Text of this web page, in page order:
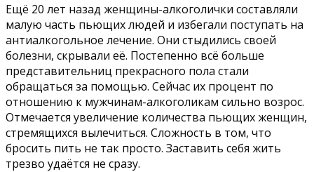
Ещё 20 лет назад женщины-алкоголички составляли
малую часть пьющих людей и избегали поступать на
антиалкогольное лечение. Они стыдились своей
болезни, скрывали её. Постепенно всё больше
представительниц прекрасного пола стали
обращаться за помощью. Сейчас их процент по
отношению к мужчинам-алкоголикам сильно возрос.
Отмечается увеличение количества пьющих женщин,
стремящихся вылечиться. Сложность в том, что
бросить пить не так просто. Заставить себя жить
трезво удаётся не сразу.